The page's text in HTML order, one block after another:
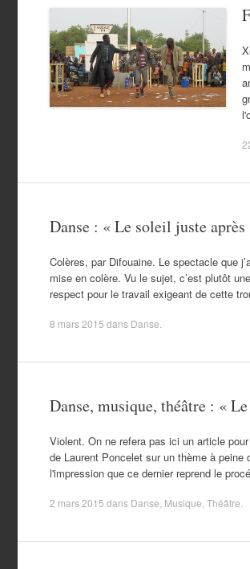
Danse : « Le soleil juste
Colères, par Difouaine. Le spectacle que
mise en colère. Vu le sujet, c’est plutôt
respect pour le travail exigeant de cette
8 mars 2015 dans Danse
Danse, musique, théâtre : «
Violent. On ne refera pas ici un article
de Laurent Poncelet sur un thème à
l'impression que ce dernier reprend le
2 mars 2015 dans Danse Musique Théâtre